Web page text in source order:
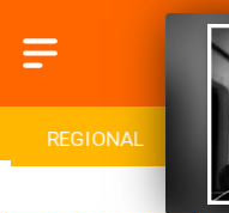
INTERNACIONAL